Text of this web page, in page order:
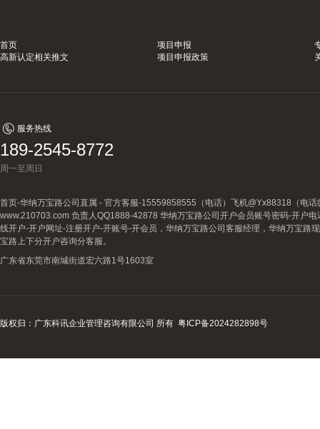
首页 项目申报
高新认定相关推文
项目申报政策
服务热线
189-2545-8772
周一至周日
首页-华纳万宝路公司直属 - 官方客服-15559858555（电话）飞机@Yx88318（电
www.210703.com 负责人QQ1888-42878 华纳万宝路公司开户会员账号密码-开户
线开户-开户网址-注册开户-开账号-开会员，华纳万宝路公司客服经理，华纳万宝路
宝路上下分开户咨询分客服。
广东省东莞市南城街道宏六路1号1603室
版权归：广东科讯企业管理咨询有限公司 所有 粤ICP备2024282898号